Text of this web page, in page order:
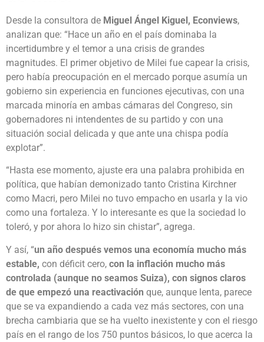
Desde la consultora de Miguel Ángel Kiguel, Econviews,
analizan que: “Hace un año en el país dominaba la
incertidumbre y el temor a una crisis de grandes
magnitudes. El primer objetivo de Milei fue capear la crisis,
pero había preocupación en el mercado porque asumía un
gobierno sin experiencia en funciones ejecutivas, con una
marcada minoría en ambas cámaras del Congreso, sin
gobernadores ni intendentes de su partido y con una
situación social delicada y que ante una chispa podía
explotar”.
“Hasta ese momento, ajuste era una palabra prohibida en
política, que habían demonizado tanto Cristina Kirchner
como Macri, pero Milei no tuvo empacho en usarla y la vio
como una fortaleza. Y lo interesante es que la sociedad lo
toleró, y por ahora lo hizo sin chistar”, agrega.
Y así, “un año después vemos una economía mucho más
estable, con déficit cero, con la inflación mucho más
controlada (aunque no seamos Suiza), con signos claros
de que empezó una reactivación que, aunque lenta, parece
que se va expandiendo a cada vez más sectores, con una
brecha cambiaria que se ha vuelto inexistente y con el riesgo
país en el rango de los 750 puntos básicos, lo que acerca la